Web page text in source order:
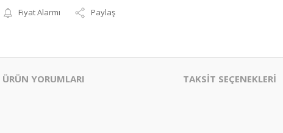
Fiyat Alarmı Paylaş
ÜRÜN YORUMLARI TAKSİT SEÇENEKLERİ